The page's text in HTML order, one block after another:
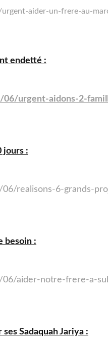
aider-un-frere-au-
endetté :
06/urgent-aidons-2-
jours :
realisons-6-grands-
besoin :
06/aider-notre-frere-a-
Sadaquah Jariya :